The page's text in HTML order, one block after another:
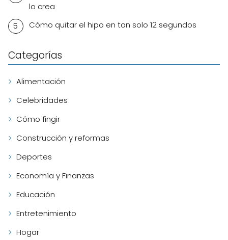
lo crea
Cómo quitar el hipo en tan solo 12 segundos
Categorías
Alimentación
Celebridades
Cómo fingir
Construcción y reformas
Deportes
Economía y Finanzas
Educación
Entretenimiento
Hogar